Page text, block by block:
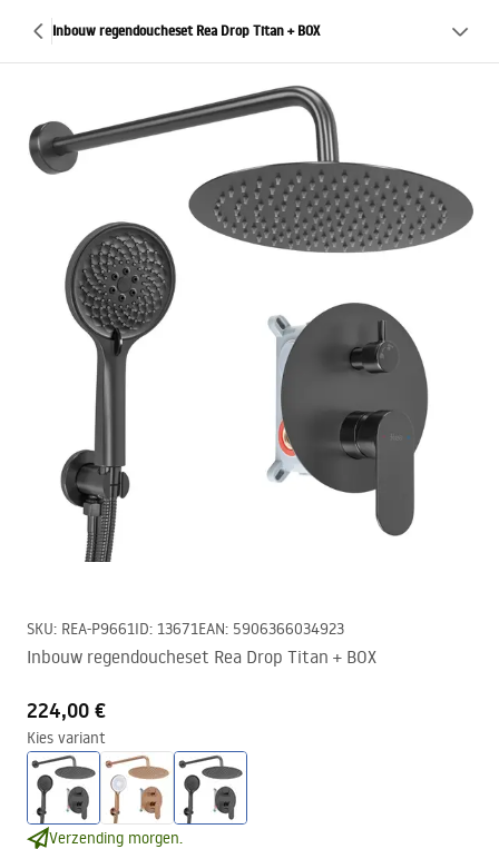
Inbouw regendoucheset Rea Drop Titan + BOX
SKU: REA-P9661ID: 13671EAN: 5906366034923
Inbouw regendoucheset Rea Drop Titan + BOX
224,00 €
Kies variant
Verzending morgen.